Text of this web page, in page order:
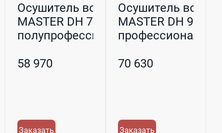
Осушитель воздуха
MASTER DH 772
полупрофессиональн...
58 970
Заказать
Осушитель
MASTER DH 92
70 630
Заказать